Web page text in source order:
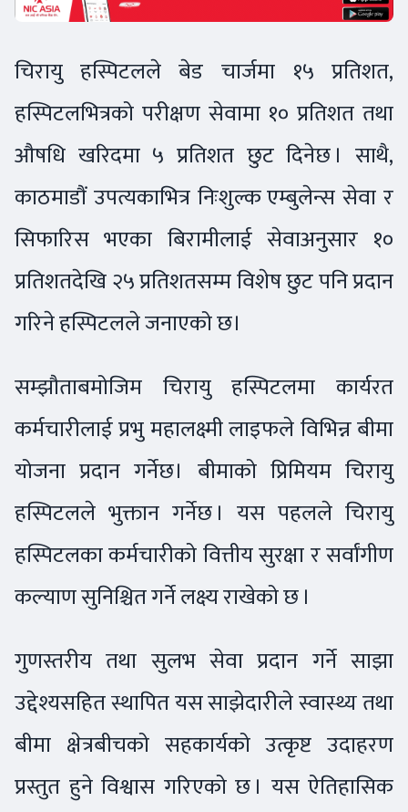
चिरायु हस्पिटलले बेड चार्जमा १५ प्रतिशत,
हस्पिटलभित्रको परीक्षण सेवामा १० प्रतिशत तथा
औषधि खरिदमा ५ प्रतिशत छुट दिनेछ । साथै,
काठमाडौं उपत्यकाभित्र निःशुल्क एम्बुलेन्स सेवा र
सिफारिस भएका बिरामीलाई सेवाअनुसार १०
प्रतिशतदेखि २५ प्रतिशतसम्म विशेष छुट पनि प्रदान
गरिने हस्पिटलले जनाएको छ।
सम्झौताबमोजिम चिरायु हस्पिटलमा कार्यरत
कर्मचारीलाई प्रभु महालक्ष्मी लाइफले विभिन्न बीमा
योजना प्रदान गर्नेछ। बीमाको प्रिमियम चिरायु
हस्पिटलले भुक्तान गर्नेछ । यस पहलले चिरायु
हस्पिटलका कर्मचारीको वित्तीय सुरक्षा र सर्वांगीण
कल्याण सुनिश्चित गर्ने लक्ष्य राखेको छ ।
गुणस्तरीय तथा सुलभ सेवा प्रदान गर्ने साझा
उद्देश्यसहित स्थापित यस साझेदारीले स्वास्थ्य तथा
बीमा क्षेत्रबीचको सहकार्यको उत्कृष्ट उदाहरण
प्रस्तुत हुने विश्वास गरिएको छ । यस ऐतिहासिक